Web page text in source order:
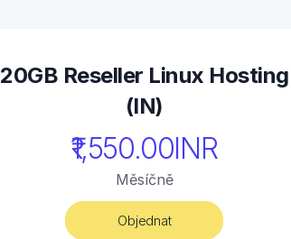
20GB Reseller Linux Hosting
(IN)
₹1,550.00INR
Měsíčně
Objednat